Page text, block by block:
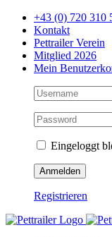
Zum
Inhalt
springen
+43 (0) 720 310
Kontakt
Pettrailer Verein
Mitglied 2026
Mein
Eingeloggt
Registrieren
Facebook
X
YouTube
Instagram